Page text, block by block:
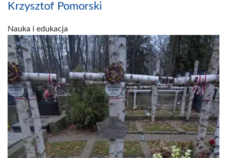
Krzysztof Pomorski
Nauka i edukacja